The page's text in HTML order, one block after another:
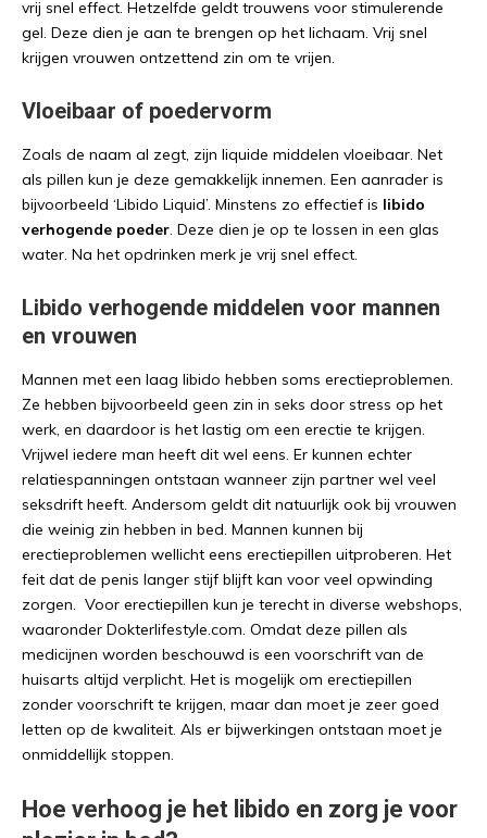
vrij snel effect. Hetzelfde geldt trouwens voor stimulerende
gel. Deze dien je aan te brengen op het lichaam. Vrij snel
krijgen vrouwen ontzettend zin om te vrijen.
Vloeibaar of poedervorm
Zoals de naam al zegt, zijn liquide middelen vloeibaar. Net
als pillen kun je deze gemakkelijk innemen. Een aanrader is
bijvoorbeeld ‘Libido Liquid’. Minstens zo effectief is libido
verhogende poeder. Deze dien je op te lossen in een glas
water. Na het opdrinken merk je vrij snel effect.
Libido verhogende middelen voor mannen
en vrouwen
Mannen met een laag libido hebben soms erectieproblemen.
Ze hebben bijvoorbeeld geen zin in seks door stress op het
werk, en daardoor is het lastig om een erectie te krijgen.
Vrijwel iedere man heeft dit wel eens. Er kunnen echter
relatiespanningen ontstaan wanneer zijn partner wel veel
seksdrift heeft. Andersom geldt dit natuurlijk ook bij vrouwen
die weinig zin hebben in bed. Mannen kunnen bij
erectieproblemen wellicht eens erectiepillen uitproberen. Het
feit dat de penis langer stijf blijft kan voor veel opwinding
zorgen. Voor erectiepillen kun je terecht in diverse webshops,
waaronder Dokterlifestyle.com. Omdat deze pillen als
medicijnen worden beschouwd is een voorschrift van de
huisarts altijd verplicht. Het is mogelijk om erectiepillen
zonder voorschrift te krijgen, maar dan moet je zeer goed
letten op de kwaliteit. Als er bijwerkingen ontstaan moet je
onmiddellijk stoppen.
Hoe verhoog je het libido en zorg je voor